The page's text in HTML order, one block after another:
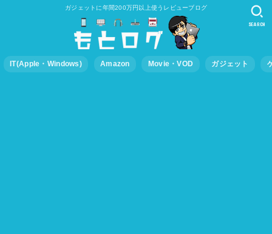
ガジェットに年間200万円以上使うレビューブログ
IT(Apple・Windows) Amazon Movie・VOD ガジェット
SEARCH